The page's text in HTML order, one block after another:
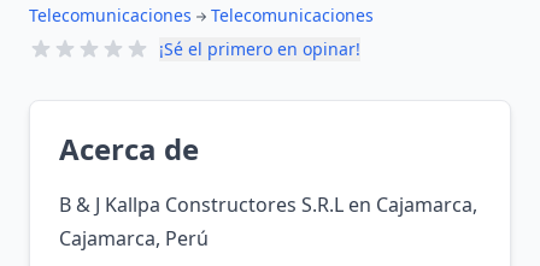
Telecomunicaciones
Telecomunicaciones
¡Sé el primero en opinar!
Acerca de
B & J Kallpa Constructores S.R.L en Cajamarca,
Cajamarca, Perú